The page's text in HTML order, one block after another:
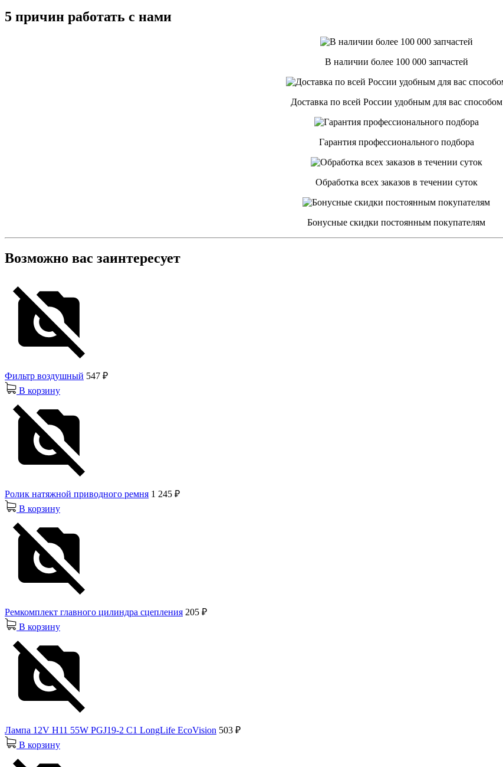
5 причин работать с нами
В наличии более 100 000 запчастей
Доставка по всей России удобным для вас способом
Гарантия профессионального подбора
Обработка всех заказов в течении суток
Бонусные скидки постоянным покупателям
Возможно вас заинтересует
Фильтр воздушный 547 ₽
В корзину
Ролик натяжной приводного ремня 1 245 ₽
В корзину
Ремкомплект главного цилиндра сцепления 205 ₽
В корзину
Лампа 12V H11 55W PGJ19-2 C1 LongLife EcoVision 503 ₽
В корзину